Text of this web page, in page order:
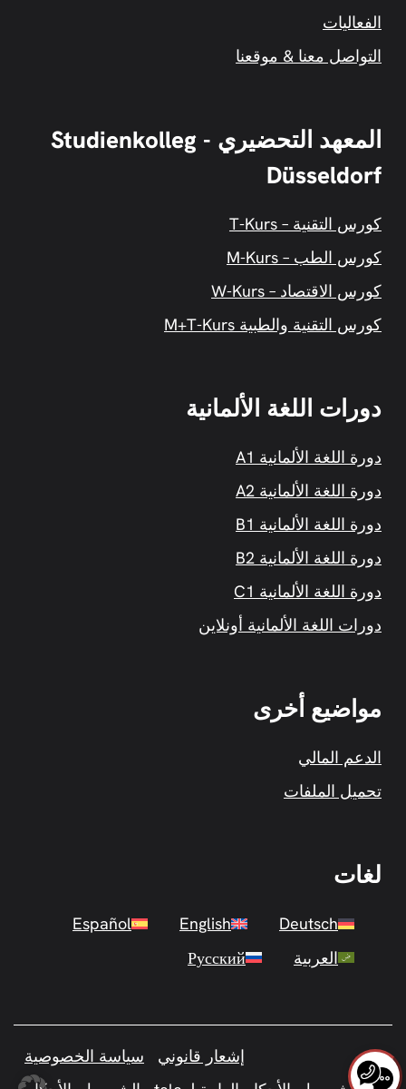
الفعاليات
التواصل معنا & موقعنا
المعهد التحضيري - Studienkolleg
Düsseldorf
كورس التقنية – T-Kurs
كورس الطب – M-Kurs
كورس الاقتصاد – W-Kurs
كورس التقنية والطبية M+T-Kurs
دورات اللغة الألمانية
دورة اللغة الألمانية A1
دورة اللغة الألمانية A2
دورة اللغة الألمانية B1
دورة اللغة الألمانية B2
دورة اللغة الألمانية C1
دورات اللغة الألمانية أونلاين
مواضيع أخرى
الدعم المالي
تحميل الملفات
لغات
Deutsch
English
Español
العربية
Русский
سياسة الخصوصية
إشعار قانوني